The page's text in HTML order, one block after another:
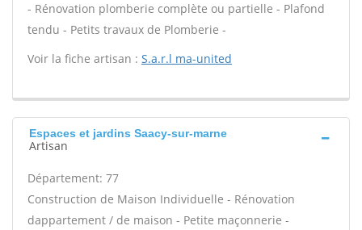
- Rénovation plomberie complète ou partielle - Plafond
tendu - Petits travaux de Plomberie -
Voir la fiche artisan : S.a.r.l ma-united
Espaces et jardins Saacy-sur-marne
Artisan
Département: 77
Construction de Maison Individuelle - Rénovation
dappartement / de maison - Petite maçonnerie -